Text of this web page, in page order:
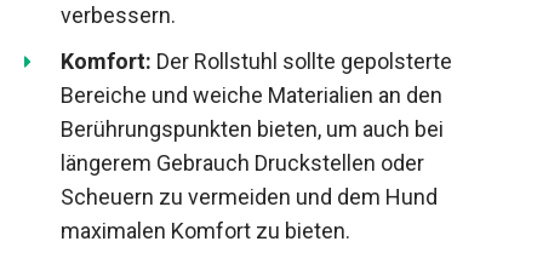
verbessern.
Komfort: Der Rollstuhl sollte gepolsterte
Bereiche und weiche Materialien an den
Berührungspunkten bieten, um auch bei
längerem Gebrauch Druckstellen oder
Scheuern zu vermeiden und dem Hund
maximalen Komfort zu bieten.